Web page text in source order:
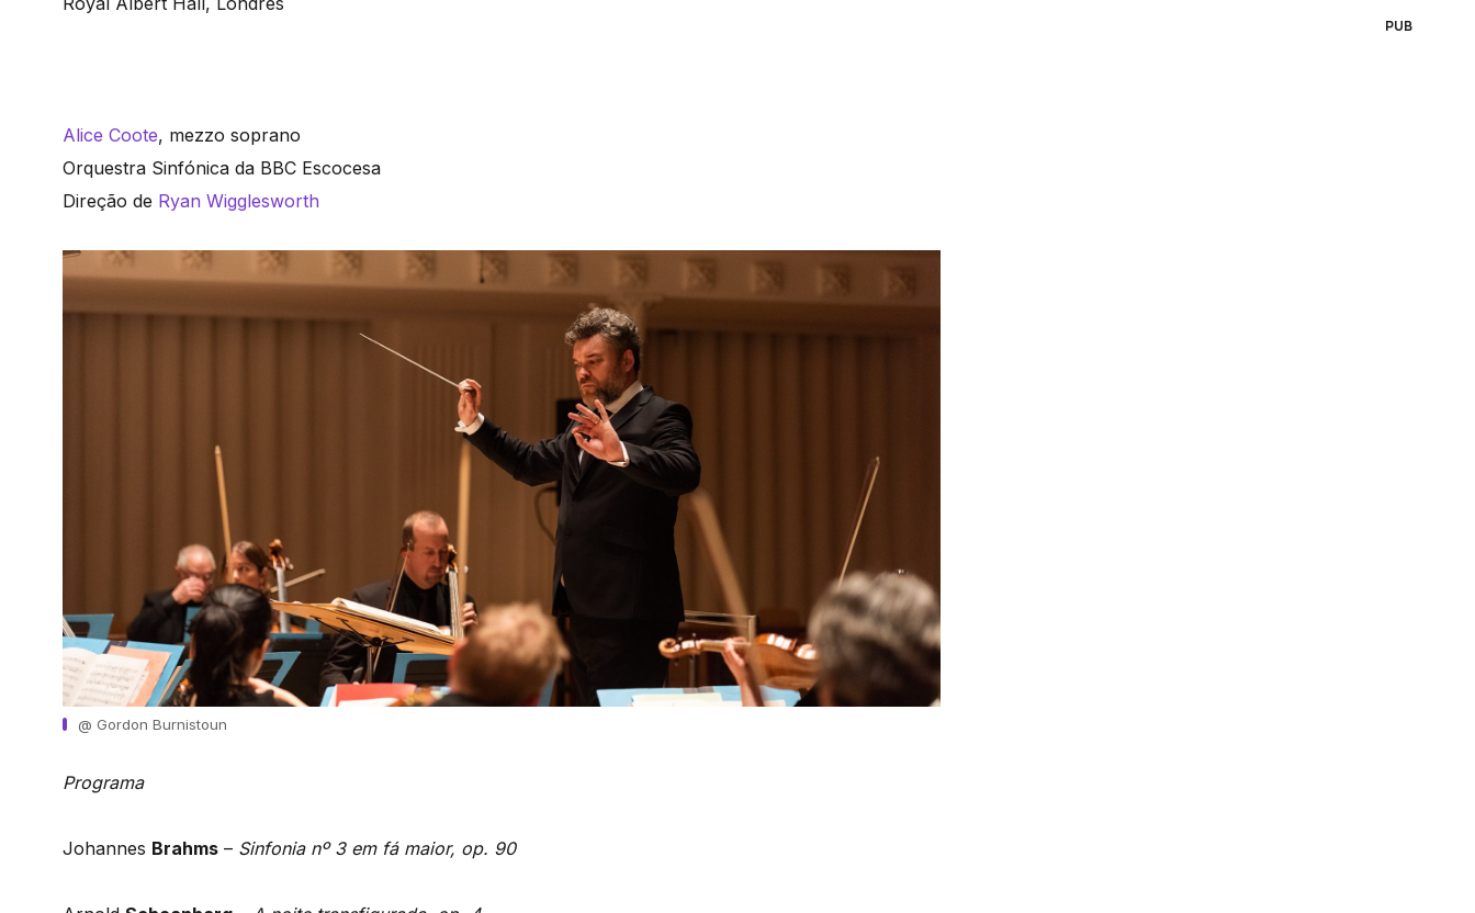
Alice Coote, mezzo soprano
Orquestra Sinfónica da BBC Escocesa
Direção de Ryan Wigglesworth
@ Gordon Burnistoun
Programa
Johannes Brahms – Sinfonia nº 3 em fá maior, op. 90
PUB